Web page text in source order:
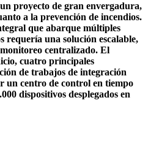
proyecto de gran envergadura,
a la prevención de incendios.
que abarque múltiples
requería una solución escalable,
centralizado. El
cuatro principales
de trabajos de integración
un centro de control en tiempo
dispositivos desplegados en